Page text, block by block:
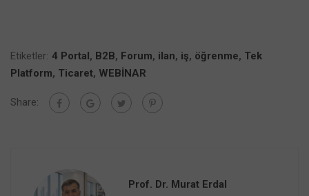
Etiketler: 4 Portal, B2B, Forum, ilan, iş, öğrenme, Tek
Platform, Ticaret, WEBİNAR
Share:
Prof. Dr. Murat Erdal